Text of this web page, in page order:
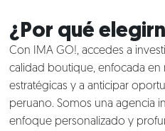
Clientes
Lo que hacemos
¿Por qué
Con IMA GO!, accedes a
calidad boutique, enfocada en
estratégicas y a anticipar
peruano. Somos una agencia
enfoque personalizado y